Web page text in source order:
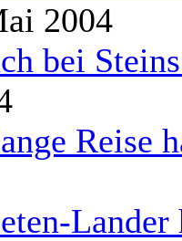
2004
bei
Reise